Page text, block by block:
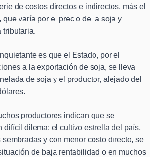
de costos directos e indirectos, más el
que varía por el precio de la soja y
tributaria.
es que el Estado, por el
a la exportación de soja, se lleva
de soja y el productor, alejado del
productores indican que se
difícil dilema: el cultivo estrella del país,
sembradas y con menor costo directo, se
de baja rentabilidad o en muchos